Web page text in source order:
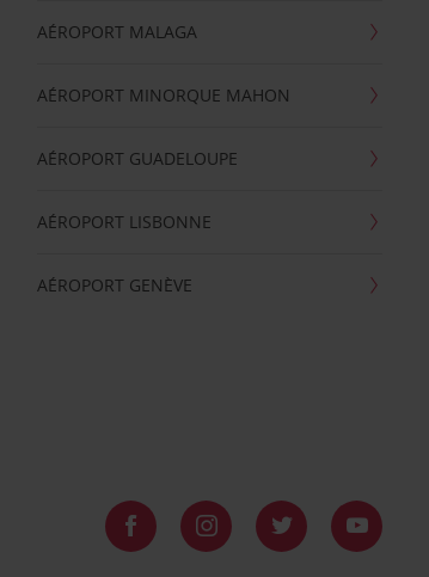
AÉROPORT MALAGA
AÉROPORT MINORQUE MAHON
AÉROPORT GUADELOUPE
AÉROPORT LISBONNE
AÉROPORT GENÈVE